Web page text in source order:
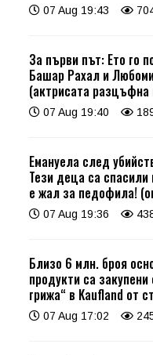
07 Aug 19:43
За първи път: Ето го
Башар Рахал и
(актрисата
07 Aug 19:40
Емануела след
Тези деца са
е жал за педофила!
07 Aug 19:36
Близо 6 млн. броя
продукти са
грижа“ в Kaufland от
07 Aug 17:02